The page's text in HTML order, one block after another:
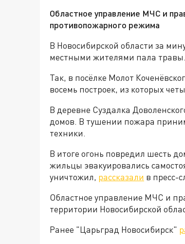
Областное управление МЧС и
противопожарного режима
В Новосибирской области за
местными жителями пала травы.
Так, в посёлке Молот
восемь построек, из которых
В деревне Суздалка
домов. В тушении пожара
техники.
В итоге огонь повредил шесть
жильцы эвакуировались
уничтожил, рассказали в пресс-
Областное управление МЧС и
территории Новосибирской
Ранее "Царьград Новосибирск"